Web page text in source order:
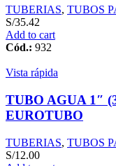
TUBERIAS, TUBOS
S/35.42
Add to cart
Cód.: 932
Vista rápida
TUBO AGUA 1″
EUROTUBO
TUBERIAS, TUBOS
S/12.00